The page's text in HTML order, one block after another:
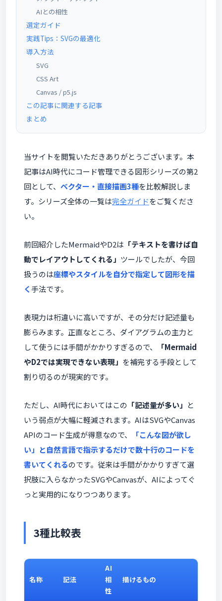
AIとの相性
選定ガイド
実践Tips：SVGの最適化
導入方法
SVG
CSS Art
Canvas / p5.js
この記事に関連する記事
まとめ
当サイトを閲覧いただきありがとうございます。本
記事はAI時代にコード管理できる図形シリーズの第2
回として、 ベクター・直接描画3種を比較解説しま
す。シリーズ全体の一覧は完全ガイドをご覧くださ
い。
前回紹介したMermaidやD2は 「テキストを書けば自
動でレイアウトしてくれる」 ツールでしたが、今回
扱うのは座標やスタイルを自分で指定して図形を描
く手法です。
表現力は桁違いに高いですが、その分だけ記述量も
膨らみます。正直なところ、ダイアグラムの主力と
して使うには手間がかかりすぎるので、
「Mermaid
やD2では実現できない表現」 を補完する手段として
割り切るのが現実的です。
ただし、AI時代においてはこの 「記述量が多い」 と
いう弱点が大幅に軽減されます。AIはSVGやCanvas
APIのコード生成が得意なので、
「こんな図が欲し
い」と自然言語で指示するだけで数十行のコードを
書いてくれるのです。従来は手間がかかりすぎて選
択肢に入らなかったSVGやCanvasが、AIによってぐ
っと実用的になりつつあります。
3種比較表
名称 記法
AI
相
性
描けるもの